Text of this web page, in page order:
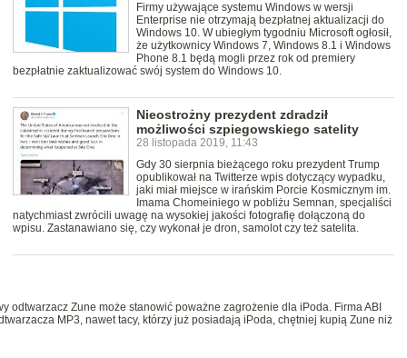
Firmy używające systemu Windows w wersji
Enterprise nie otrzymają bezpłatnej aktualizacji do
Windows 10. W ubiegłym tygodniu Microsoft ogłosił,
że użytkownicy Windows 7, Windows 8.1 i Windows
Phone 8.1 będą mogli przez rok od premiery
bezpłatnie zaktualizować swój system do Windows 10.
Nieostrożny prezydent zdradził
możliwości szpiegowskiego satelity
28 listopada 2019, 11:43
Gdy 30 sierpnia bieżącego roku prezydent Trump
opublikował na Twitterze wpis dotyczący wypadku,
jaki miał miejsce w irańskim Porcie Kosmicznym im.
Imama Chomeiniego w pobliżu Semnan, specjaliści
natychmiast zwrócili uwagę na wysokiej jakości fotografię dołączoną do
wpisu. Zastanawiano się, czy wykonał je dron, samolot czy też satelita.
odtwarzacz Zune może stanowić poważne zagrożenie dla iPoda. Firma ABI
MP3, nawet tacy, którzy już posiadają iPoda, chętniej kupią Zune niż